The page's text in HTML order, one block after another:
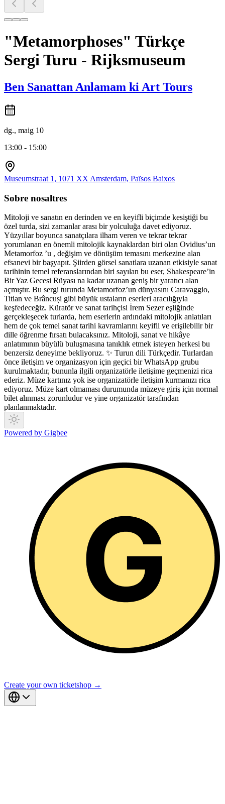
"Metamorphoses" Türkçe
Sergi Turu - Rijksmuseum
Ben Sanattan Anlamam ki Art Tours
dg., maig 10
13:00 - 15:00
Museumstraat 1, 1071 XX Amsterdam, Països Baixos
Sobre nosaltres
Mitoloji ve sanatın en derinden ve en keyifli biçimde kesiştiği bu
özel turda, sizi zamanlar arası bir yolculuğa davet ediyoruz.
Yüzyıllar boyunca sanatçılara ilham veren ve tekrar tekrar
yorumlanan en önemli mitolojik kaynaklardan biri olan Ovidius’un
Metamorfoz ’u , değişim ve dönüşüm temasını merkezine alan
efsanevi bir başyapıt. Şiirden görsel sanatlara uzanan etkisiyle sanat
tarihinin temel referanslarından biri sayılan bu eser, Shakespeare’in
Bir Yaz Gecesi Rüyası na kadar uzanan geniş bir yaratıcı alan
açmıştır. Bu sergi turunda Metamorfoz’un dünyasını Caravaggio,
Titian ve Brâncuși gibi büyük ustaların eserleri aracılığıyla
keşfedeceğiz. Küratör ve sanat tarihçisi İrem Sezer eşliğinde
gerçekleşecek turlarda, hem eserlerin ardındaki mitolojik anlatıları
hem de çok temel sanat tarihi kavramlarını keyifli ve erişilebilir bir
dille öğrenme fırsatı bulacaksınız. Mitoloji, sanat ve hikâye
anlatımının büyülü buluşmasına tanıklık etmek isteyen herkesi bu
benzersiz deneyime bekliyoruz. ✨ Turun dili Türkçedir. Turlardan
önce iletişim ve organizasyon için geçici bir WhatsApp grubu
kurulmaktadır, bununla ilgili organizatörle iletişime geçmenizi rica
ederiz. Müze kartınız yok ise organizatörle iletişim kurmanızı rica
ediyoruz. Müze kart olmaması durumunda müzeye giriş için normal
bilet alınması zorunludur ve yine organizatör tarafından
planlanmaktadır.
Powered by Gigbee
Create your own ticketshop →